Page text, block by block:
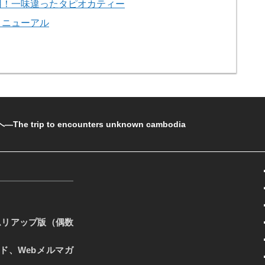
一味違ったタピオカティー
ューアル
へ―The trip to encounters unknown cambodia
アップ版（偶数
、Webメルマガ